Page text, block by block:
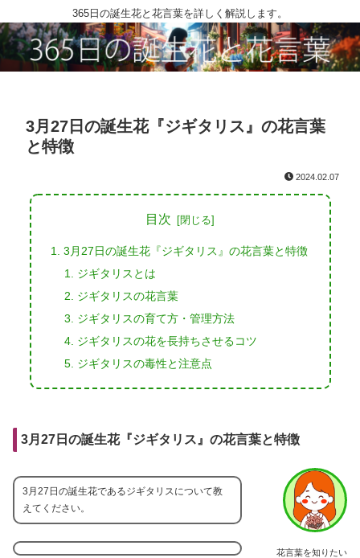
365日の誕生花と花言葉を詳しく解説します。
3月27日の誕生花『ジギタリス』の花言葉
と特徴
2024.02.07
目次
3月27日の誕生花『ジギタリス』の花言葉と特徴
ジギタリスとは
ジギタリスの花言葉
ジギタリスの育て方・管理方法
ジギタリスの花を長持ちさせるコツ
ジギタリスの毒性と注意点
3月27日の誕生花『ジギタリス』の花言葉と特徴
花言葉を知りたい
3月27日の誕生花であるジギタリスについて教
えてください。